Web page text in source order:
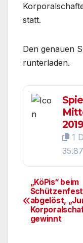
statt.
Den genauen
runterladen.
2019
1
„KöPis“ beim
abgelöst,
gewinnt